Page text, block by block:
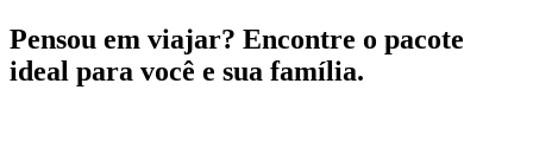
Pensou em viajar? Encontre o pacote
ideal para você e sua família.